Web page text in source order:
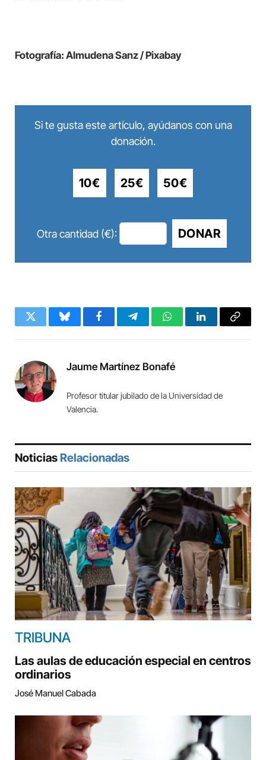
Fotografía: Almudena Sanz / Pixabay
Si te gusta este artículo, ayúdanos con una
donación.
10€ 25€ 50€
Otra cantidad (€): DONAR
Twitter BlueskyFacebookTelegramWhatsAppLinkedInCopy
Jaume Martínez Bonafé
Profesor titular jubilado de la Universidad de
Valencia.
Noticias Relacionadas
TRIBUNA
Las aulas de educación especial en centros
ordinarios
José Manuel Cabada